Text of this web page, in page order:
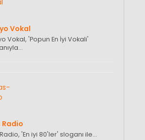
Vokal
Vokal, 'Popun En İyi Vokali'
Radio
'En iyi 80'ler' sloganı ile…